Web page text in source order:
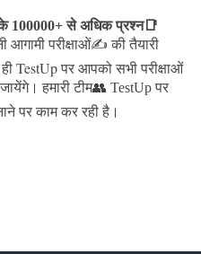
के 100000+ से अधिक प्रश्न📑
आगामी परीक्षाओं✍️ की तैयारी
TestUp पर आपको सभी परीक्षाओं
हमारी टीम👥 TestUp पर
पर काम कर रही है।